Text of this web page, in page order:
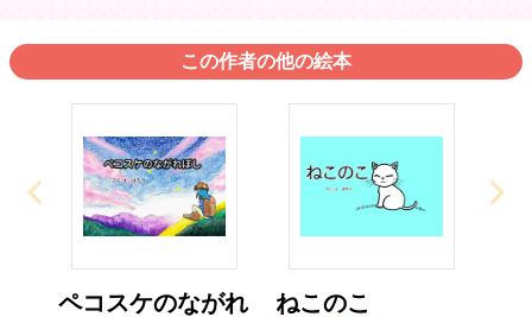
この作者の他の絵本
ペコスケのながれ
ねこのこ